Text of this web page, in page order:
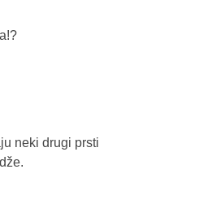
neki drugi prsti